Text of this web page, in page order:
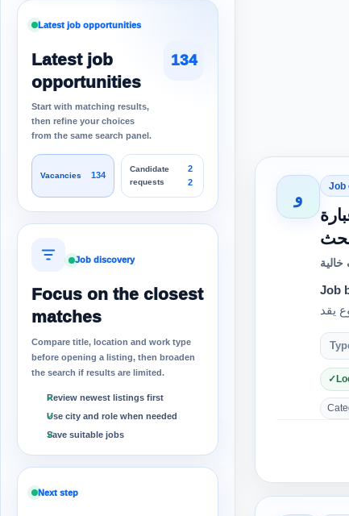
Latest job opportunities
Latest job
opportunities
Start with matching results,
then refine your choices
from the same search panel.
134
Vacancies 134
Candidate
requests
2
2
Job discovery
Focus on the closest
matches
Compare title, location and work type
before opening a listing, then broaden
the search if results are limited.
Review newest listings first
Use city and role when needed
Save suitable jobs
Next step
و
Job
Job